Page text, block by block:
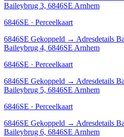
Baileybrug 3, 6846SE Arnhem
6846SE · Perceelkaart
6846SE Gekoppeld → Adresdetails
Baileybrug 4, 6846SE Arnhem
6846SE · Perceelkaart
6846SE Gekoppeld → Adresdetails
Baileybrug 5, 6846SE Arnhem
6846SE · Perceelkaart
6846SE Gekoppeld → Adresdetails
Baileybrug 6, 6846SE Arnhem